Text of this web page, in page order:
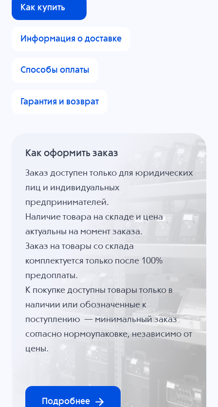
Как купить
Информация о доставке
Способы оплаты
Гарантия и возврат
Как оформить заказ
Заказ доступен только для юридических
лиц и индивидуальных
предпринимателей.
Наличие товара на складе и цена
актуальны на момент заказа.
Заказ на товары со склада
комплектуется только после 100%
предоплаты.
К покупке доступны товары только в
наличии или обозначенные к
поступлению — минимальный заказ
согласно нормоупаковке, независимо от
цены.
Подробнее